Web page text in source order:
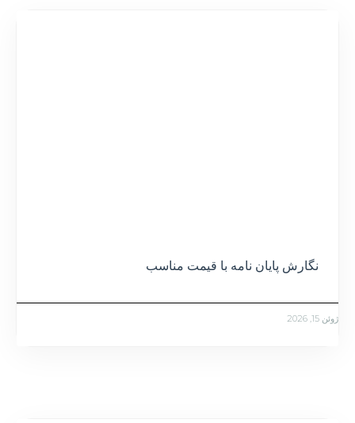
نگارش پایان نامه با قیمت مناسب
ژوئن 15, 2026